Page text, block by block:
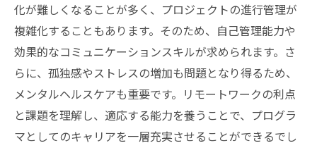
化が難しくなることが多く、プロジェクトの進行管理が
複雑化することもあります。そのため、自己管理能力や
効果的なコミュニケーションスキルが求められます。さ
らに、孤独感やストレスの増加も問題となり得るため、
メンタルヘルスケアも重要です。リモートワークの利点
と課題を理解し、適応する能力を養うことで、プログラ
マとしてのキャリアを一層充実させることができるでし